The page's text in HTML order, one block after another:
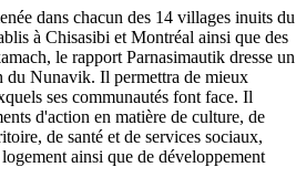
dans chacun des 14 villages inuits du
à Chisasibi et Montréal ainsi que des
le rapport Parnasimautik dresse un
du Nunavik. Il permettra de mieux
ses communautés font face. Il
d'action en matière de culture, de
de santé et de services sociaux,
ainsi que de développement